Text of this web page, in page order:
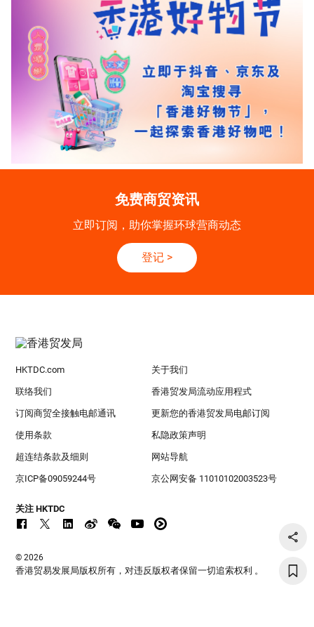
免费商贸资讯
立即订阅，助你掌握环球营商动态
登记 >
HKTDC.com 关于我们
联络我们 香港贸发局流动应用程式
订阅商贸全接触电邮通讯 更新您的香港贸发局电邮订阅
使用条款 私隐政策声明
超连结条款及细则 网站导航
京ICP备09059244号 京公网安备 11010102003523号
关注 HKTDC
© 2026
香港贸易发展局版权所有，对违反版权者保留一切追索权利 。